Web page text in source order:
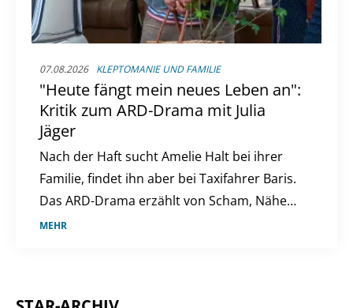
07.08.2026 KLEPTOMANIE UND FAMILIE
"Heute fängt mein neues Leben an":
Kritik zum ARD-Drama mit Julia
Jäger
Nach der Haft sucht Amelie Halt bei ihrer
Familie, findet ihn aber bei Taxifahrer Baris.
Das ARD-Drama erzählt von Scham, Nähe
und Neuanfang.
MEHR